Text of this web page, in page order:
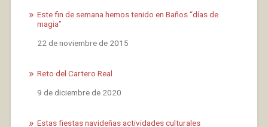
Este fin de semana hemos tenido en Baños “días de
magia”
Fecha
22 de noviembre de 2015
Reto del Cartero Real
Fecha
9 de diciembre de 2020
Estas fiestas navideñas actividades culturales